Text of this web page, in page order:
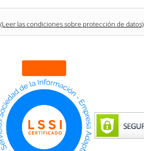
(Leer las condiciones sobre protección de datos)